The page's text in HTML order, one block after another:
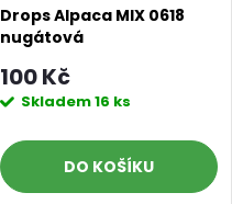
Drops Alpaca MIX 0618
nugátová
100 Kč
Skladem16 ks
DO KOŠÍKU